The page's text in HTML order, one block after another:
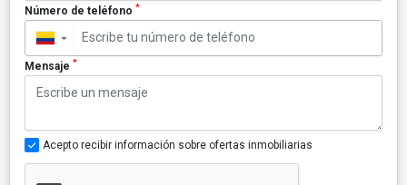
Número de teléfono *
▼
Mensaje *
Acepto recibir información sobre ofertas inmobiliarias